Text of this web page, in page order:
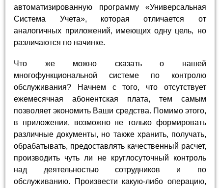
автоматизированную программу «Универсальная
Система Учета», которая отличается от
аналогичных приложений, имеющих одну цель, но
различаются по начинке.
Что же можно сказать о нашей
многофункциональной системе по контролю
обслуживания? Начнем с того, что отсутствует
ежемесячная абонентская плата, тем самым
позволяет экономить Ваши средства. Помимо этого,
в приложении, возможно не только формировать
различные документы, но также хранить, получать,
обрабатывать, предоставлять качественный расчет,
производить чуть ли не круглосуточный контроль
над деятельностью сотрудников и по
обслуживанию. Произвести какую-либо операцию,